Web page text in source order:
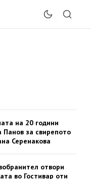
на 20 години
Панов за свирепото
Серенакова
отвори
во Гостивар оти